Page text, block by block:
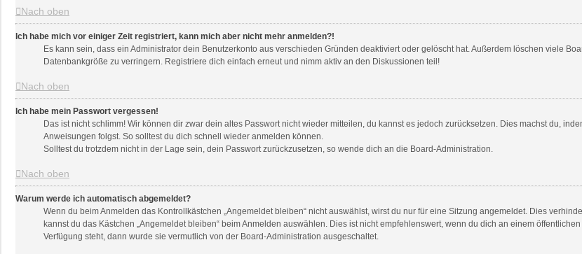
Nach oben
Ich habe mich vor einiger Zeit registriert, kann mich aber nicht mehr anmelden?!
Es kann sein, dass ein Administrator dein Benutzerkonto aus verschieden Gründen deaktiviert oder gelöscht hat. Außerdem löschen viele
Datenbankgröße zu verringern. Registriere dich einfach erneut und nimm aktiv an den Diskussionen teil!
Nach oben
Ich habe mein Passwort vergessen!
Das ist nicht schlimm! Wir können dir zwar dein altes Passwort nicht wieder mitteilen, du kannst es jedoch zurücksetzen. Dies machst du,
Anweisungen folgst. So solltest du dich schnell wieder anmelden können.
Solltest du trotzdem nicht in der Lage sein, dein Passwort zurückzusetzen, so wende dich an die Board-Administration.
Nach oben
Warum werde ich automatisch abgemeldet?
Wenn du beim Anmelden das Kontrollkästchen „Angemeldet bleiben“ nicht auswählst, wirst du nur für eine Sitzung angemeldet. Dies
kannst du das Kästchen „Angemeldet bleiben“ beim Anmelden auswählen. Dies ist nicht empfehlenswert, wenn du dich an einem
Verfügung steht, dann wurde sie vermutlich von der Board-Administration ausgeschaltet.